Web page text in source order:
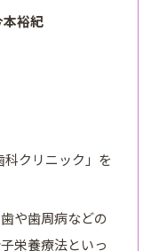
本裕紀
クリニック」を
や歯周病などの
栄養療法といっ